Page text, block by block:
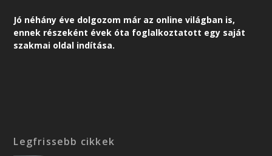
Jó néhány éve dolgozom már az online világban is,
ennek részeként évek óta foglalkoztatott egy saját
szakmai oldal indítása.
Legfrissebb cikkek